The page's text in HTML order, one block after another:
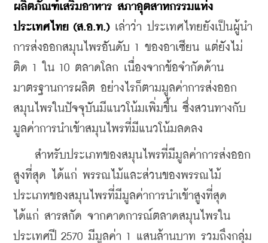
ผลิตภัณฑ์เสริมอาหาร สภาอุตสาหกรรมแห่ง
ประเทศไทย (ส.อ.ท.) เล่าว่า ประเทศไทยยังเป็นผู้นำ
การส่งออกสมุนไพรอันดับ 1 ของอาเซียน แต่ยังไม่
ติด 1 ใน 10 ตลาดโลก เนื่องจากข้อจำกัดด้าน
มาตรฐานการผลิต อย่างไรก็ตามมูลค่าการส่งออก
สมุนไพรในปัจจุบันมีแนวโน้มเพิ่มขึ้น ซึ่งสวนทางกับ
มูลค่าการนำเข้าสมุนไพรที่มีแนวโน้มลดลง
สำหรับประเภทของสมุนไพรที่มีมูลค่าการส่งออก
สูงที่สุด ได้แก่ พรรณไม้และส่วนของพรรณไม้
ประเภทของสมุนไพรที่มีมูลค่าการนำเข้าสูงที่สุด
ได้แก่ สารสกัด จากคาดการณ์ตลาดสมุนไพรใน
ประเทศปี 2570 มีมูลค่า 1 แสนล้านบาท รวมถึงกลุ่ม